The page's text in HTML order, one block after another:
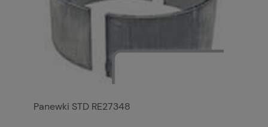
Panewki STD RE27348